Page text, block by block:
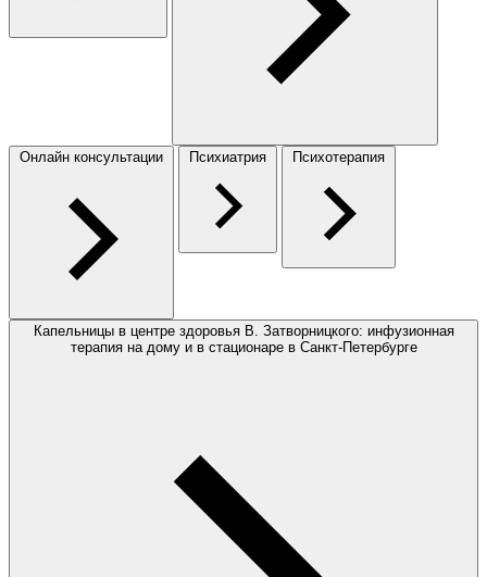
Онлайн консультации Психиатрия Психотерапия
Капельницы в центре здоровья В. Затворницкого: инфузионная
терапия на дому и в стационаре в Санкт-Петербурге